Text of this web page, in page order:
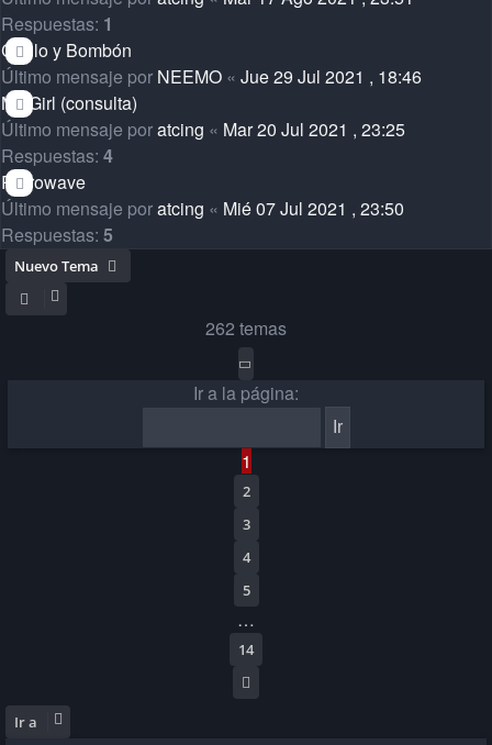
Respuestas: 1
Chulo y Bombón
Último mensaje por NEEMO « Jue 29 Jul 2021 , 18:46
My Girl (consulta)
Último mensaje poratcing « Mar 20 Jul 2021 , 23:25
Respuestas: 4
Retrowave
Último mensaje poratcing « Mié 07 Jul 2021 , 23:50
Respuestas: 5
Nuevo Tema
262 temas
Página
Ir a la página:
1
2
3
4
5
…
14
Ir a